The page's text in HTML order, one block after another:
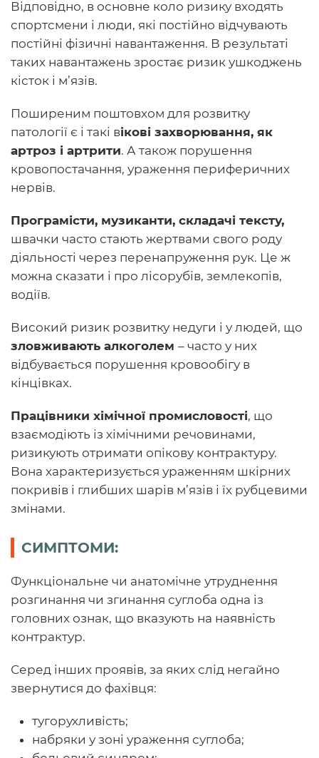
Відповідно, в основне коло ризику входять
спортсмени і люди, які постійно відчувають
постійні фізичні навантаження. В результаті
таких навантажень зростає ризик ушкоджень
кісток і м’язів.
Поширеним поштовхом для розвитку
патології є і такі вікові захворювання, як
артроз і артрити. А також порушення
кровопостачання, ураження периферичних
нервів.
Програмісти, музиканти, складачі тексту,
швачки часто стають жертвами свого роду
діяльності через перенапруження рук. Це ж
можна сказати і про лісорубів, землекопів,
водіїв.
Високий ризик розвитку недуги і у людей, що
зловживають алкоголем – часто у них
відбувається порушення кровообігу в
кінцівках.
Працівники хімічної промисловості, що
взаємодіють із хімічними речовинами,
ризикують отримати опікову контрактуру.
Вона характеризується ураженням шкірних
покривів і глибших шарів м’язів і їх рубцевими
змінами.
СИМПТОМИ:
Функціональне чи анатомічне утруднення
розгинання чи згинання суглоба одна із
головних ознак, що вказують на наявність
контрактур.
Серед інших проявів, за яких слід негайно
звернутися до фахівця:
тугорухливість;
набряки у зоні ураження суглоба;